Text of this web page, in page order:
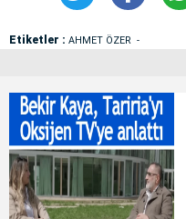
Etiketler : AHMET ÖZER